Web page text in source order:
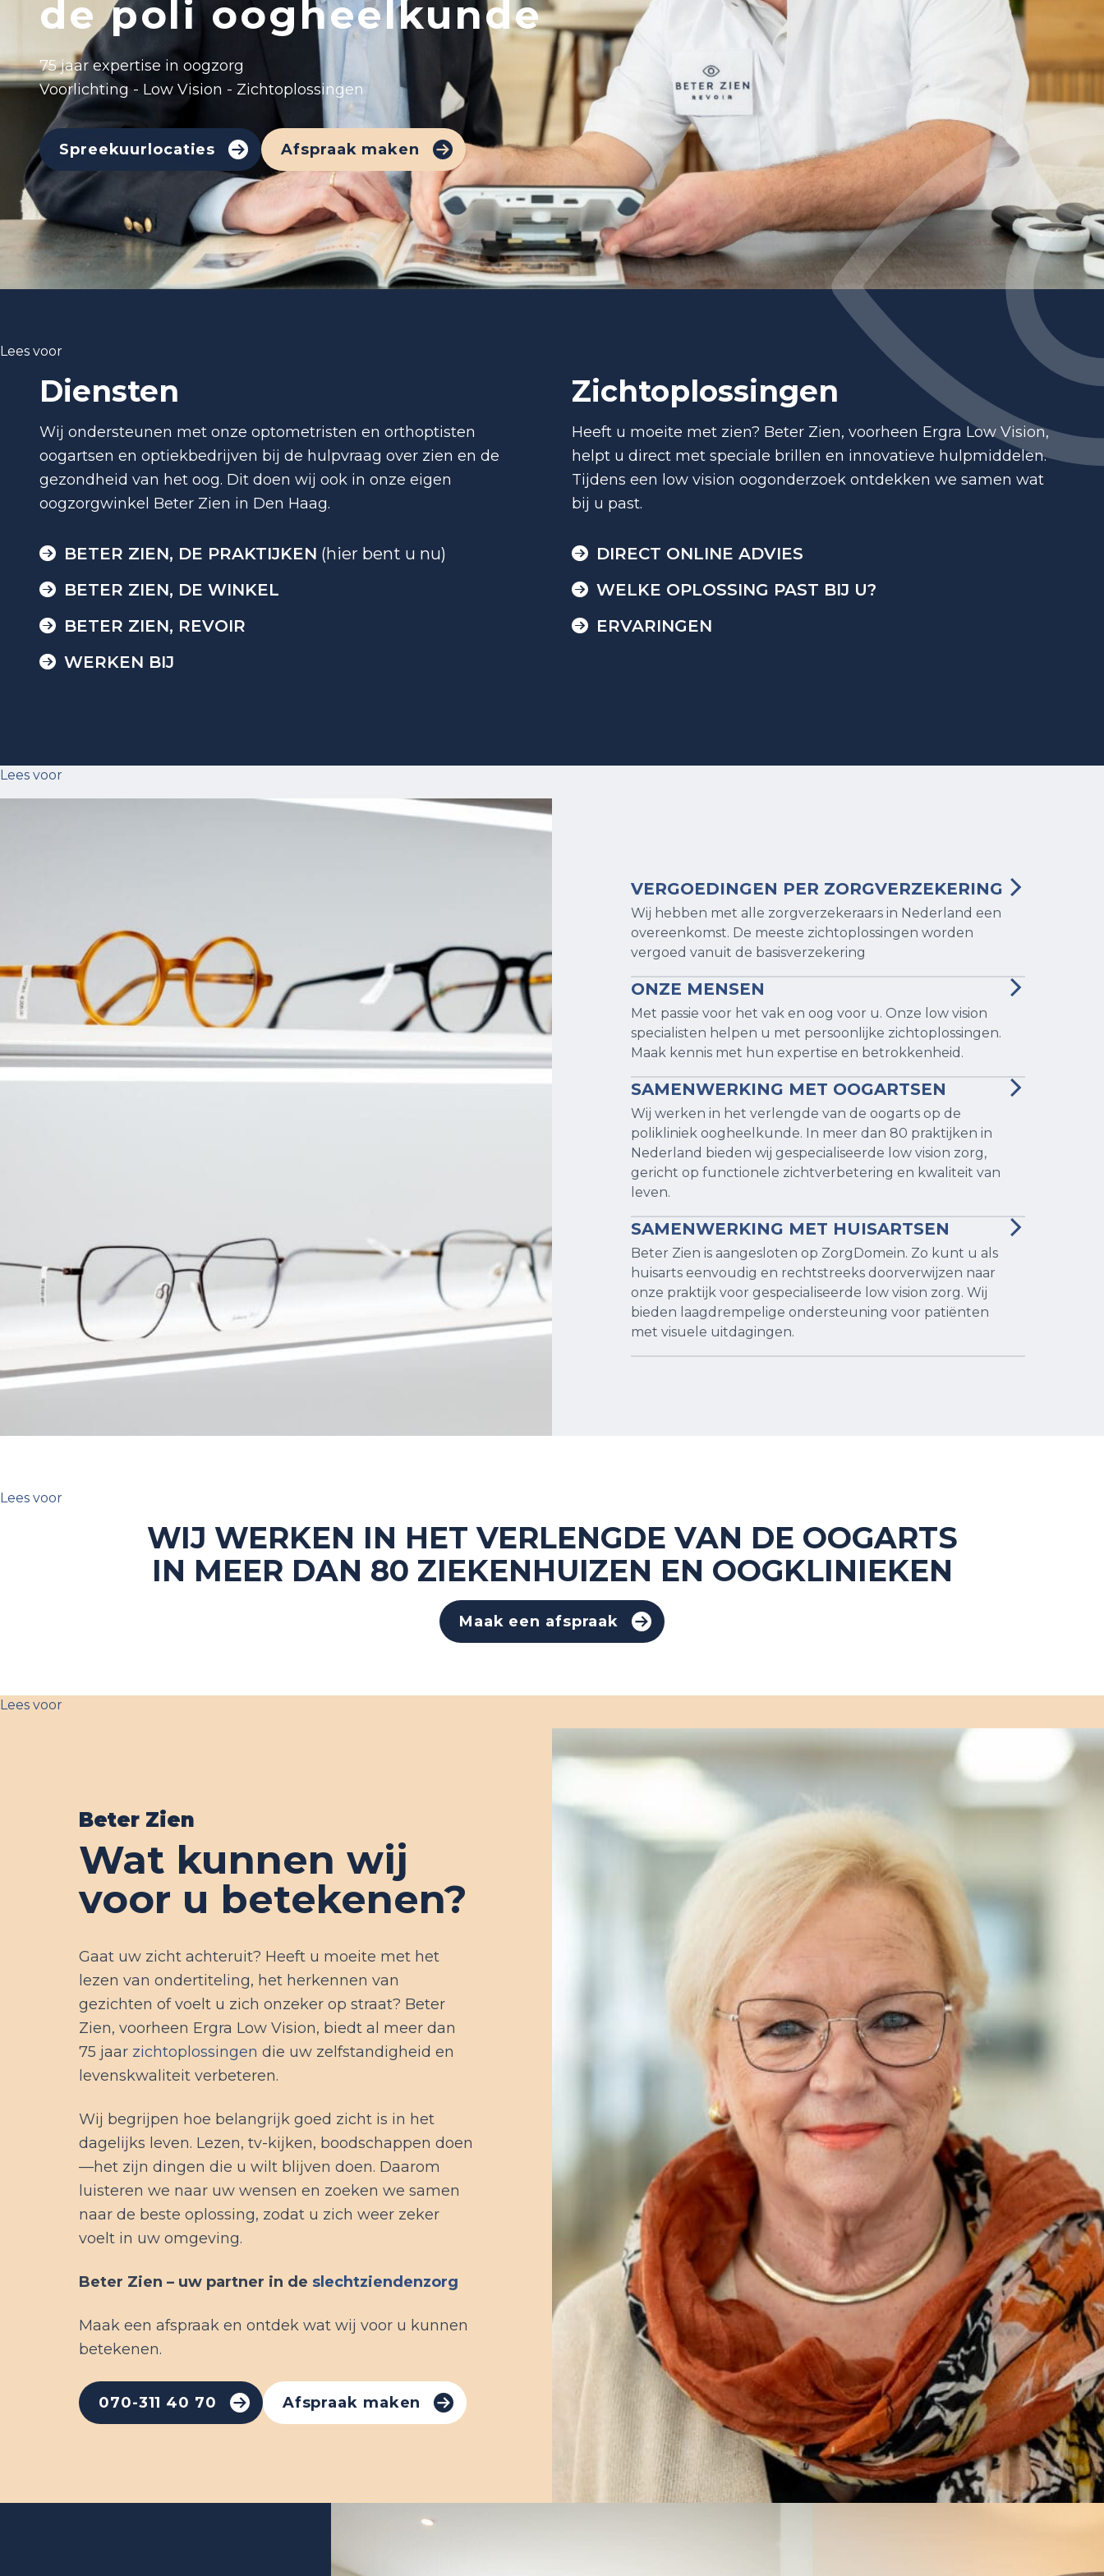
de poli oogheelkunde
75 jaar expertise in oogzorg
Voorlichting - Low Vision - Zichtoplossingen
Spreekuurlocaties Afspraak maken
Lees voor
Diensten
Wij ondersteunen met onze optometristen en orthoptisten
oogartsen en optiekbedrijven bij de hulpvraag over zien en de
gezondheid van het oog. Dit doen wij ook in onze eigen
oogzorgwinkel Beter Zien in Den Haag.
BETER ZIEN, DE PRAKTIJKEN (hier bent u nu)
BETER ZIEN, DE WINKEL
BETER ZIEN, REVOIR
WERKEN BIJ
Zichtoplossingen
Heeft u moeite met zien? Beter Zien, voorheen Ergra Low Vision,
helpt u direct met speciale brillen en innovatieve hulpmiddelen.
Tijdens een low vision oogonderzoek ontdekken we samen wat
bij u past.
DIRECT ONLINE ADVIES
WELKE OPLOSSING PAST BIJ U?
ERVARINGEN
Lees voor
VERGOEDINGEN PER ZORGVERZEKERING
Wij hebben met alle zorgverzekeraars in Nederland een
overeenkomst. De meeste zichtoplossingen worden
vergoed vanuit de basisverzekering
ONZE MENSEN
Met passie voor het vak en oog voor u. Onze low vision
specialisten helpen u met persoonlijke zichtoplossingen.
Maak kennis met hun expertise en betrokkenheid.
SAMENWERKING MET OOGARTSEN
Wij werken in het verlengde van de oogarts op de
polikliniek oogheelkunde. In meer dan 80 praktijken in
Nederland bieden wij gespecialiseerde low vision zorg,
gericht op functionele zichtverbetering en kwaliteit van
leven.
SAMENWERKING MET HUISARTSEN
Beter Zien is aangesloten op ZorgDomein. Zo kunt u als
huisarts eenvoudig en rechtstreeks doorverwijzen naar
onze praktijk voor gespecialiseerde low vision zorg. Wij
bieden laagdrempelige ondersteuning voor patiënten
met visuele uitdagingen.
Lees voor
WIJ WERKEN IN HET VERLENGDE VAN DE OOGARTS
IN MEER DAN 80 ZIEKENHUIZEN EN OOGKLINIEKEN
Maak een afspraak
Lees voor
Beter Zien
Wat kunnen wij
voor u betekenen?
Gaat uw zicht achteruit? Heeft u moeite met het
lezen van ondertiteling, het herkennen van
gezichten of voelt u zich onzeker op straat? Beter
Zien, voorheen Ergra Low Vision, biedt al meer dan
75 jaar zichtoplossingen die uw zelfstandigheid en
levenskwaliteit verbeteren.
Wij begrijpen hoe belangrijk goed zicht is in het
dagelijks leven. Lezen, tv-kijken, boodschappen doen
—het zijn dingen die u wilt blijven doen. Daarom
luisteren we naar uw wensen en zoeken we samen
naar de beste oplossing, zodat u zich weer zeker
voelt in uw omgeving.
Beter Zien – uw partner in de slechtziendenzorg
Maak een afspraak en ontdek wat wij voor u kunnen
betekenen.
070-311 40 70 Afspraak maken